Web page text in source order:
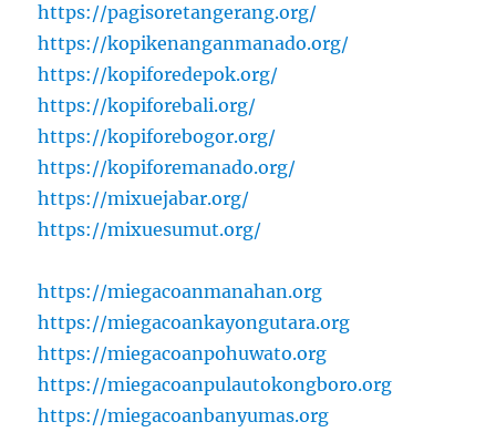
https://pagisoretangerang.org/
https://kopikenanganmanado.org/
https://kopiforedepok.org/
https://kopiforebali.org/
https://kopiforebogor.org/
https://kopiforemanado.org/
https://mixuejabar.org/
https://mixuesumut.org/
https://miegacoanmanahan.org
https://miegacoankayongutara.org
https://miegacoanpohuwato.org
https://miegacoanpulautokongboro.org
https://miegacoanbanyumas.org